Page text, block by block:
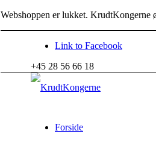
Webshoppen er lukket. KrudtKongerne
Link to Facebook
+45 28 56 66 18
Forside